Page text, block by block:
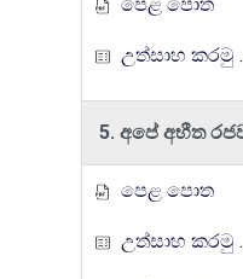
උත්සාහ කරමු
5. අපේ අභීත
පෙළ පොත
උත්සාහ කරමු